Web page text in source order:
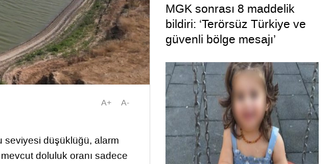
A+ A-
seviyesi düşüklüğü, alarm
doluluk oranı sadece
MGK sonrası 8 maddelik
bildiri: ‘Terörsüz Türkiye ve
güvenli bölge mesajı’